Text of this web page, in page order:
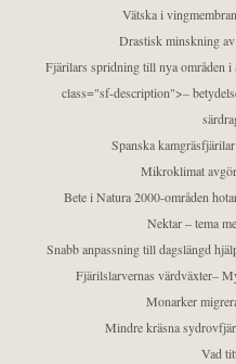
Vätska i
Drastisk minskning
Fjärilars spridning till nya områden i
class="sf-description">–
Spanska
Mikroklimat
Bete i Natura 2000-områden
Nektar – tema
Snabb anpassning till dagslängd
Fjärilslarvernas värdväxter–
Monarker
Mindre kräsna
Vad